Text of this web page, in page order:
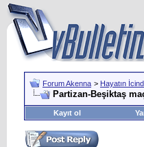
Forum Akenna > Hayatın
Partizan-Beşiktaş
Kayıt ol